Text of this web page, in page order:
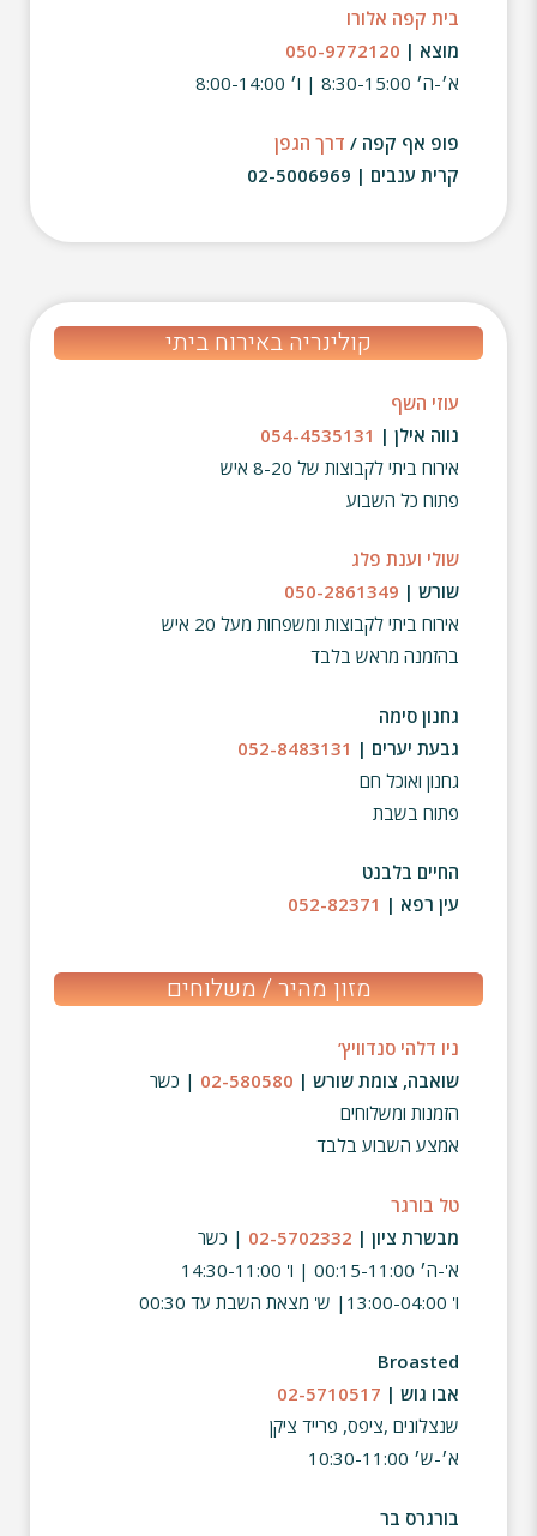
בית קפה אלורו
מוצא | 050-9772120
א׳-ה׳ 8:30-15:00 | ו׳ 8:00-14:00
פופ אף קפה / דרך הגפן
קרית ענבים | 02-5006969
קולינריה באירוח ביתי
עוזי השף
נווה אילן | 054-4535131
אירוח ביתי לקבוצות של 8-20 איש
פתוח כל השבוע
שולי וענת פלג
שורש | 050-2861349
אירוח ביתי לקבוצות ומשפחות מעל 20 איש
בהזמנה מראש בלבד
גחנון סימה
גבעת יערים | 052-8483131
גחנון ואוכל חם
פתוח בשבת
החיים בלבנט
עין רפא | 052-82371
מזון מהיר / משלוחים
ניו דלהי סנדוויץ’
שואבה, צומת שורש | 02-580580 | כשר
הזמנות ומשלוחים
אמצע השבוע בלבד
טל בורגר
מבשרת ציון | 02-5702332 | כשר
א'-ה׳ 00:15-11:00 | ו' 14:30-11:00
ו' 13:00-04:00| ש'
מצאת השבת עד 00:30
Broasted
אבו גוש | 02-5710517
שנצלונים ,ציפס, פרייד ציקן
א׳-ש׳ 10:30-11:00
בורגרס בר